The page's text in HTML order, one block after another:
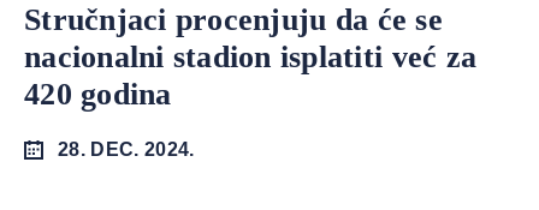
Stručnjaci procenjuju da će se
nacionalni stadion isplatiti već za
420 godina
28. DEC. 2024.